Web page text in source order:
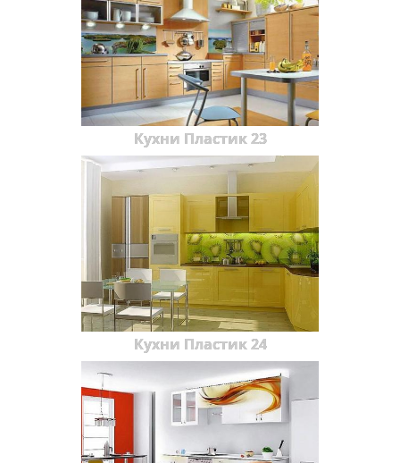
Кухни Пластик 23
Кухни Пластик 24